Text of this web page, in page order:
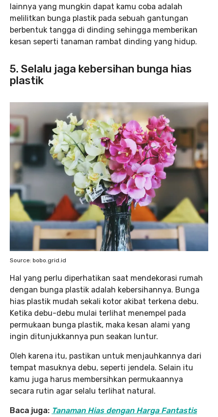
lainnya yang mungkin dapat kamu coba adalah
melilitkan bunga plastik pada sebuah gantungan
berbentuk tangga di dinding sehingga memberikan
kesan seperti tanaman rambat dinding yang hidup.
5. Selalu jaga kebersihan bunga hias
plastik
Source: bobo.grid.id
Hal yang perlu diperhatikan saat mendekorasi rumah
dengan bunga plastik adalah kebersihannya. Bunga
hias plastik mudah sekali kotor akibat terkena debu.
Ketika debu-debu mulai terlihat menempel pada
permukaan bunga plastik, maka kesan alami yang
ingin ditunjukkannya pun seakan luntur.
Oleh karena itu, pastikan untuk menjauhkannya dari
tempat masuknya debu, seperti jendela. Selain itu
kamu juga harus membersihkan permukaannya
secara rutin agar selalu terlihat natural.
Baca juga: Tanaman Hias dengan Harga Fantastis